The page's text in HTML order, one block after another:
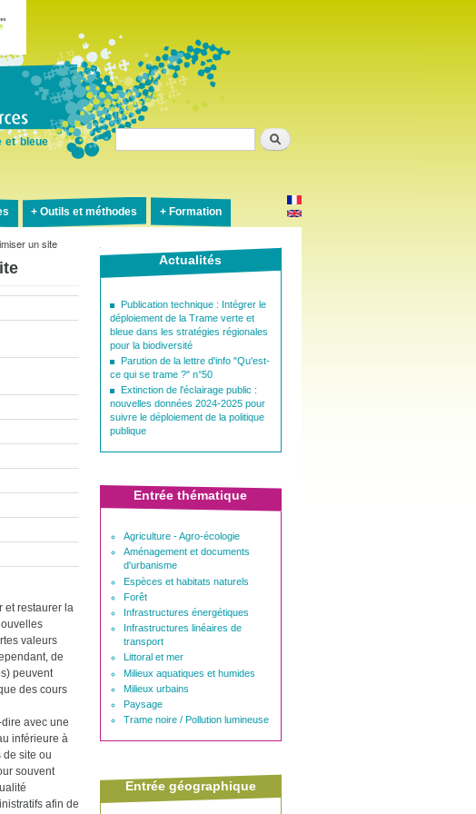
et bleue
Outils et méthodes Formation
un site
et restaurer la
valeurs
de
peuvent
des cours
avec une
inférieure à
de site ou
souvent
afin de
Actualités
Publication technique : Intégrer le
déploiement de la Trame verte et
bleue dans les stratégies régionales
pour la biodiversité
Parution de la lettre d'info "Qu'est-
ce qui se trame ?" n°50
Extinction de l'éclairage public :
nouvelles données 2024-2025 pour
suivre le déploiement de la politique
publique
Entrée thématique
Agriculture - Agro-écologie
Aménagement et documents
d'urbanisme
Espèces et habitats naturels
Forêt
Infrastructures énergétiques
Infrastructures linéaires de
transport
Littoral et mer
Milieux aquatiques et humides
Milieux urbains
Paysage
Trame noire / Pollution lumineuse
Entrée géographique